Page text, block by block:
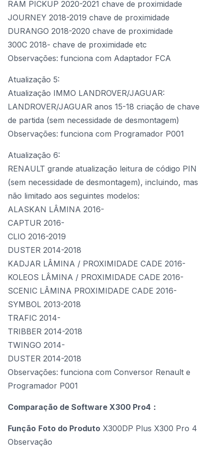
RAM PICKUP 2020-2021 chave de proximidade
JOURNEY 2018-2019 chave de proximidade
DURANGO 2018-2020 chave de proximidade
300C 2018- chave de proximidade etc
Observações: funciona com Adaptador FCA
Atualização 5:
Atualização IMMO LANDROVER/JAGUAR:
LANDROVER/JAGUAR anos 15-18 criação de chave
de partida (sem necessidade de desmontagem)
Observações: funciona com Programador P001
Atualização 6:
RENAULT grande atualização leitura de código PIN
(sem necessidade de desmontagem), incluindo, mas
não limitado aos seguintes modelos:
ALASKAN LÂMINA 2016-
CAPTUR 2016-
CLIO 2016-2019
DUSTER 2014-2018
KADJAR LÂMINA / PROXIMIDADE CADE 2016-
KOLEOS LÂMINA / PROXIMIDADE CADE 2016-
SCENIC LÂMINA PROXIMIDADE CADE 2016-
SYMBOL 2013-2018
TRAFIC 2014-
TRIBBER 2014-2018
TWINGO 2014-
DUSTER 2014-2018
Observações: funciona com Conversor Renault e
Programador P001
Comparação de Software X300 Pro4：
Função Foto do Produto X300DP Plus X300 Pro 4
Observação